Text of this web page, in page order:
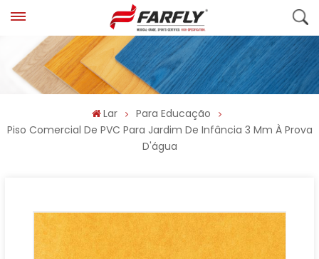
Lar
Para Educação
Piso Comercial De PVC Para Jardim De Infância 3 Mm À Prova
D'água